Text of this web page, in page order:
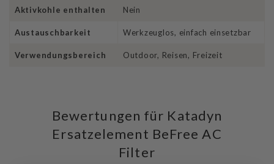
Aktivkohle enthalten Nein
Austauschbarkeit Werkzeuglos, einfach einsetzbar
Verwendungsbereich Outdoor, Reisen, Freizeit
Bewertungen für Katadyn
Ersatzelement BeFree AC
Filter